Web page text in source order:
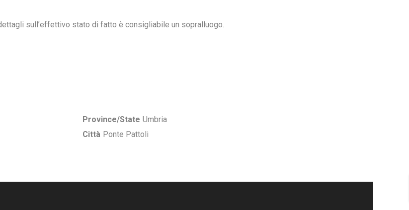
sull’effettivo stato di fatto è consigliabile un sopralluogo.
Province/State Umbria
Città Ponte Pattoli